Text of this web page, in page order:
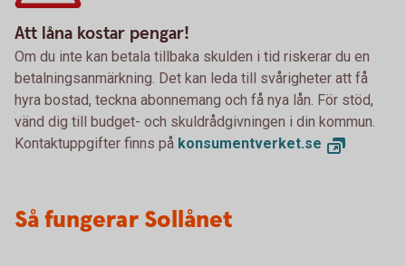
Att låna kostar pengar!
Om du inte kan betala tillbaka skulden i tid riskerar du en
betalningsanmärkning. Det kan leda till svårigheter att få
hyra bostad, teckna abonnemang och få nya lån. För stöd,
vänd dig till budget- och skuldrådgivningen i din kommun.
Kontaktuppgifter finns på konsumentverket.se
Så fungerar Sollånet